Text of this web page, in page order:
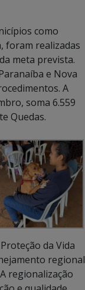
como
foram realizadas
meta prevista.
e Nova
A
soma 6.559
Quedas.
da Vida
regional
regionalização